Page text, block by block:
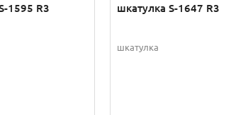
1595 R3 шкатулка S-1647 R3
шкатулка